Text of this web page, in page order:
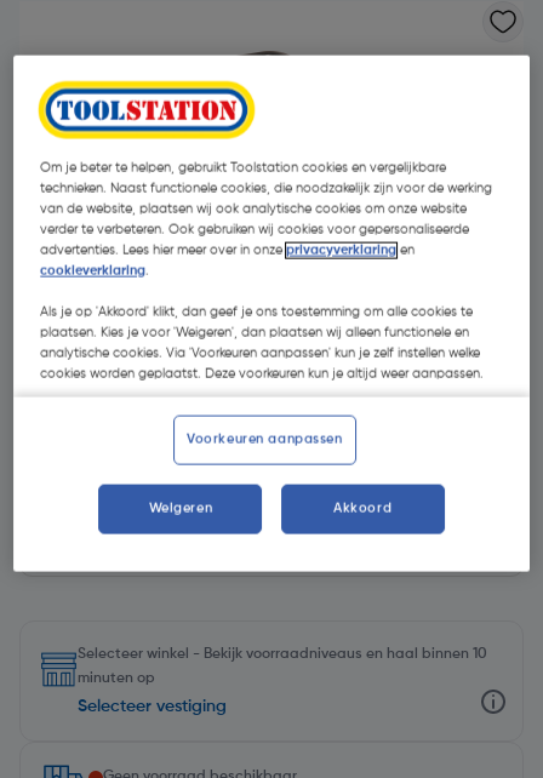
| Excl. btw € 2,45
Kies productvariant(4)
Selecteer winkel - Bekijk voorraadniveaus en haal binnen 10
minuten op
Selecteer vestiging
Om je beter te helpen, gebruikt Toolstation cookies en vergelijkbare
technieken. Naast functionele cookies, die noodzakelijk zijn voor de werking
van de website, plaatsen wij ook analytische cookies om onze website
verder te verbeteren. Ook gebruiken wij cookies voor gepersonaliseerde
advertenties. Lees hier meer over in onzeprivacyverklaring en
cookieverklaring.
Als je op 'Akkoord' klikt, dan geef je ons toestemming om alle cookies te
plaatsen. Kies je voor 'Weigeren', dan plaatsen wij alleen functionele en
analytische cookies. Via 'Voorkeuren aanpassen' kun je zelf instellen welke
cookies worden geplaatst. Deze voorkeuren kun je altijd weer aanpassen.
Voorkeuren aanpassen
Weigeren Akkoord